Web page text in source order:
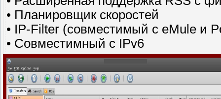
• Планировщик скоростей
• IP-Filter (совместимый с eMule и
• Совместимный с IPv6